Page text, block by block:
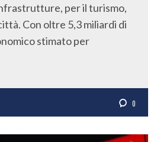
per il turismo,
Con oltre 5,3 miliardi di
stimato per
0